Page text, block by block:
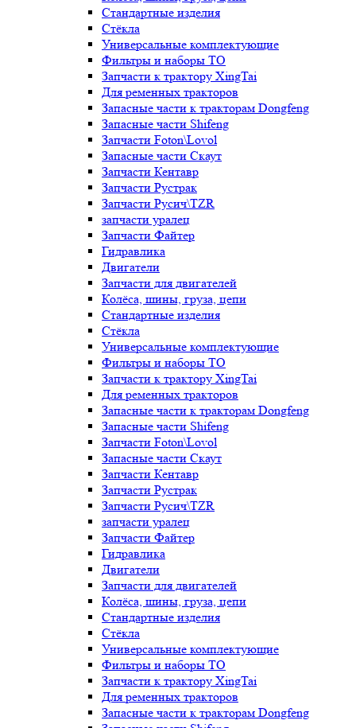
Стандартные изделия
Стёкла
Универсальные комплектующие
Фильтры и наборы ТО
Запчасти к трактору XingTai
Для ременных тракторов
Запасные части к тракторам Dongfeng
Запасные части Shifeng
Запчасти Foton\Lovol
Запасные части Скаут
Запчасти Кентавр
Запчасти Рустрак
Запчасти Русич\TZR
запчасти уралец
Запчасти Файтер
Гидравлика
Двигатели
Запчасти для двигателей
Колёса, шины, груза, цепи
Стандартные изделия
Стёкла
Универсальные комплектующие
Фильтры и наборы ТО
Запчасти к трактору XingTai
Для ременных тракторов
Запасные части к тракторам Dongfeng
Запасные части Shifeng
Запчасти Foton\Lovol
Запасные части Скаут
Запчасти Кентавр
Запчасти Рустрак
Запчасти Русич\TZR
запчасти уралец
Запчасти Файтер
Гидравлика
Двигатели
Запчасти для двигателей
Колёса, шины, груза, цепи
Стандартные изделия
Стёкла
Универсальные комплектующие
Фильтры и наборы ТО
Запчасти к трактору XingTai
Для ременных тракторов
Запасные части к тракторам Dongfeng